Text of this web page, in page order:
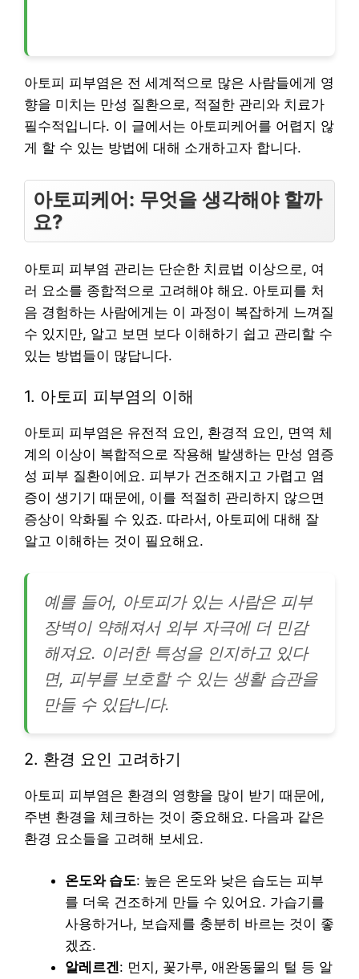
아토피 피부염은 전 세계적으로 많은 사람들에게 영
향을 미치는 만성 질환으로, 적절한 관리와 치료가
필수적입니다. 이 글에서는 아토피케어를 어렵지 않
게 할 수 있는 방법에 대해 소개하고자 합니다.
아토피케어: 무엇을 생각해야 할까
요?
아토피 피부염 관리는 단순한 치료법 이상으로, 여
러 요소를 종합적으로 고려해야 해요. 아토피를 처
음 경험하는 사람에게는 이 과정이 복잡하게 느껴질
수 있지만, 알고 보면 보다 이해하기 쉽고 관리할 수
있는 방법들이 많답니다.
1. 아토피 피부염의 이해
아토피 피부염은 유전적 요인, 환경적 요인, 면역 체
계의 이상이 복합적으로 작용해 발생하는 만성 염증
성 피부 질환이에요. 피부가 건조해지고 가렵고 염
증이 생기기 때문에, 이를 적절히 관리하지 않으면
증상이 악화될 수 있죠. 따라서, 아토피에 대해 잘
알고 이해하는 것이 필요해요.
예를 들어, 아토피가 있는 사람은 피부
장벽이 약해져서 외부 자극에 더 민감
해져요. 이러한 특성을 인지하고 있다
면, 피부를 보호할 수 있는 생활 습관을
만들 수 있답니다.
2. 환경 요인 고려하기
아토피 피부염은 환경의 영향을 많이 받기 때문에,
주변 환경을 체크하는 것이 중요해요. 다음과 같은
환경 요소들을 고려해 보세요.
온도와 습도: 높은 온도와 낮은 습도는 피부
를 더욱 건조하게 만들 수 있어요. 가습기를
사용하거나, 보습제를 충분히 바르는 것이 좋
겠죠.
알레르겐: 먼지, 꽃가루, 애완동물의 털 등 알